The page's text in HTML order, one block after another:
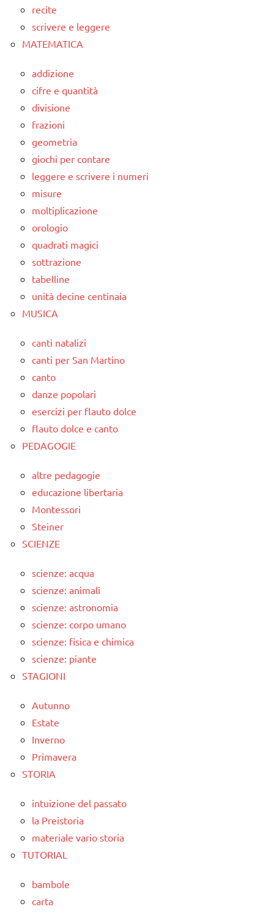
recite
scrivere e leggere
MATEMATICA
addizione
cifre e quantità
divisione
frazioni
geometria
giochi per contare
leggere e scrivere i numeri
misure
moltiplicazione
orologio
quadrati magici
sottrazione
tabelline
unità decine centinaia
MUSICA
canti natalizi
canti per San Martino
canto
danze popolari
esercizi per flauto dolce
flauto dolce e canto
PEDAGOGIE
altre pedagogie
educazione libertaria
Montessori
Steiner
SCIENZE
scienze: acqua
scienze: animali
scienze: astronomia
scienze: corpo umano
scienze: fisica e chimica
scienze: piante
STAGIONI
Autunno
Estate
Inverno
Primavera
STORIA
intuizione del passato
la Preistoria
materiale vario storia
TUTORIAL
bambole
carta